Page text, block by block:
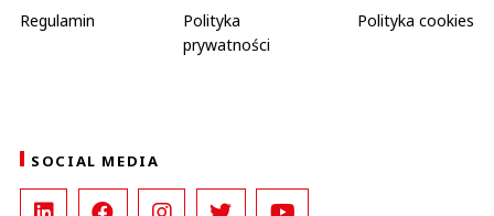
Regulamin
Polityka
prywatności
Polityka cookies
SOCIAL MEDIA